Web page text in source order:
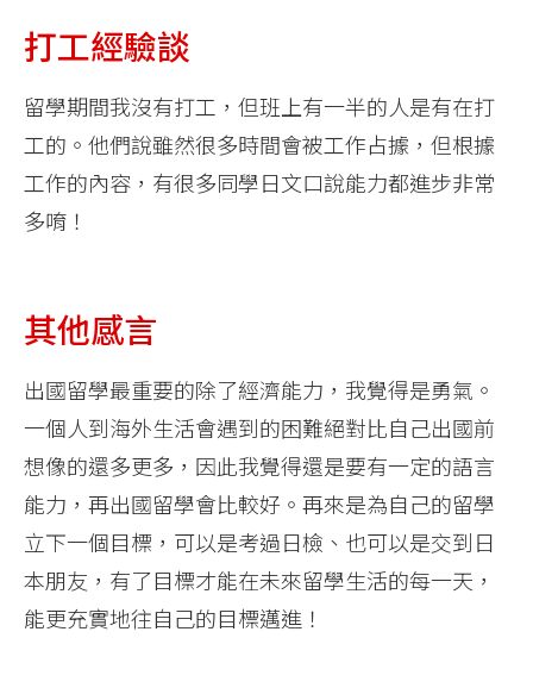
打工經驗談
留學期間我沒有打工，但班上有一半的人是有在打
工的。他們說雖然很多時間會被工作占據，但根據
工作的內容，有很多同學日文口說能力都進步非常
多唷！
其他感言
出國留學最重要的除了經濟能力，我覺得是勇氣。
一個人到海外生活會遇到的困難絕對比自己出國前
想像的還多更多，因此我覺得還是要有一定的語言
能力，再出國留學會比較好。再來是為自己的留學
立下一個目標，可以是考過日檢、也可以是交到日
本朋友，有了目標才能在未來留學生活的每一天，
能更充實地往自己的目標邁進！